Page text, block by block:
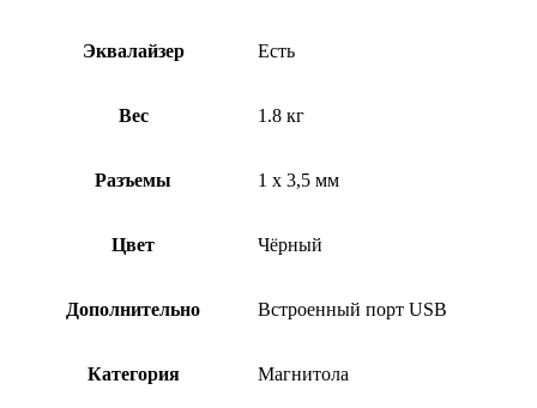
Эквалайзер Есть
Вес 1.8 кг
Разъемы 1 х 3,5 мм
Цвет Чёрный
Дополнительно Встроенный порт USB
Категория Магнитола